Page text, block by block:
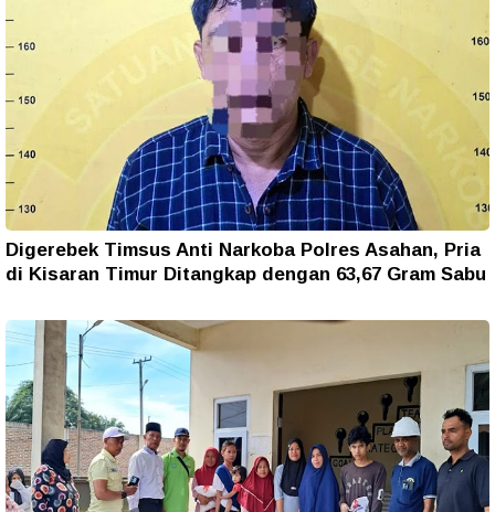
Digerebek Timsus Anti Narkoba Polres Asahan, Pria
di Kisaran Timur Ditangkap dengan 63,67 Gram Sabu